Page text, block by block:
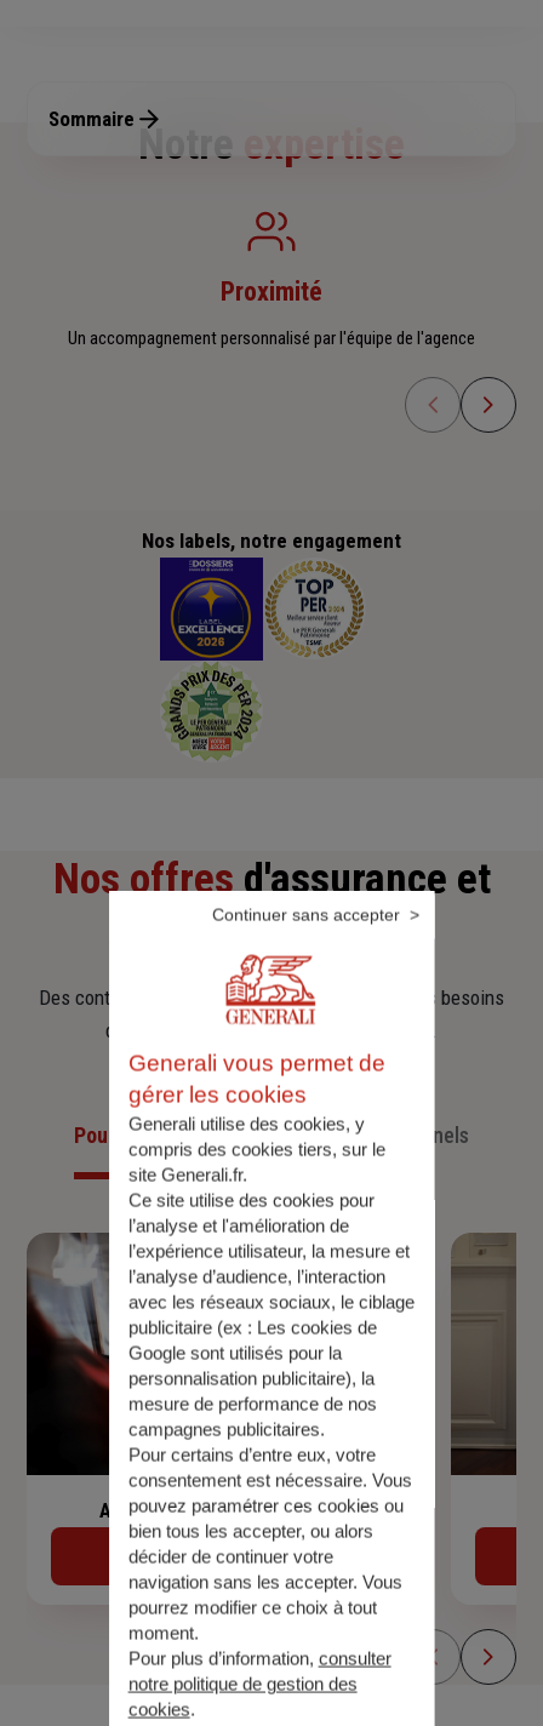
Sommaire
Notre expertise
Proximité
Un accompagnement personnalisé par l'équipe de l'agence
Nos labels, notre engagement
Nos offresd'assurance et
d'épargne
Des contrats clairs et flexibles pour sécuriser vos besoins
d’aujourd’hui et anticiper ceux de demain.
Pour les particuliersPour les professionnels
Assurance de prêt immobilier
Découvrir
Generali vous permet de
gérer les cookies
Generali utilise des cookies, y
compris des cookies tiers, sur le
site Generali.fr.
Ce site utilise des cookies pour
l’analyse et l'amélioration de
l’expérience utilisateur, la mesure et
l’analyse d’audience, l’interaction
avec les réseaux sociaux, le ciblage
publicitaire (ex : Les cookies de
Google sont utilisés pour la
personnalisation publicitaire), la
mesure de performance de nos
campagnes publicitaires.
Pour certains d’entre eux, votre
consentement est nécessaire. Vous
pouvez paramétrer ces cookies ou
bien tous les accepter, ou alors
décider de continuer votre
navigation sans les accepter. Vous
pourrez modifier ce choix à tout
moment.
Pour plus d’information, consulter
notre politique de gestion des
cookies.
Continuer sans accepter